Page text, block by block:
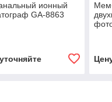
ионный
GA-8863